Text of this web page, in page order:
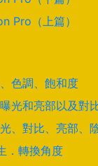
Pro（上篇）
色調、飽和度
光和亮部以及對
、對比、亮部、
．轉換角度